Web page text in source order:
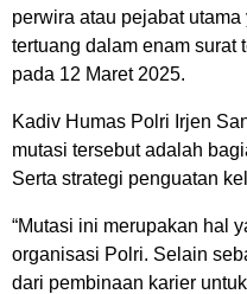
perwira atau pejabat
tertuang dalam enam surat
pada 12 Maret 2025.
Kadiv Humas Polri Irjen
mutasi tersebut adalah
Serta strategi penguatan
“Mutasi ini merupakan hal
organisasi Polri. Selain
dari pembinaan karier